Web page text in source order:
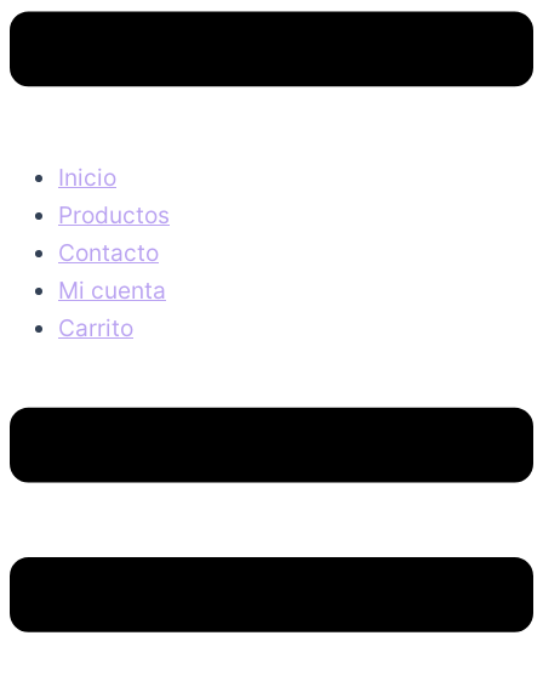
Inicio
Productos
Contacto
Mi cuenta
Carrito